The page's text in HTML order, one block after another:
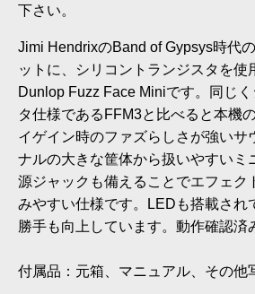
下さい。
Jimi HendrixのBand of Gypsys時代
ットに、シリコントランジスタを使
Dunlop Fuzz Face Miniです。同じ
タ仕様であるFFM3と比べると本機
イゲイン時のファズらしさが強いサ
ナルの大きな筐体から扱いやすいミ
源ジャックも備えることでエフェク
みやすい仕様です。LEDも搭載され
勝手も向上しています。動作確認済
付属品：元箱、マニュアル、その他